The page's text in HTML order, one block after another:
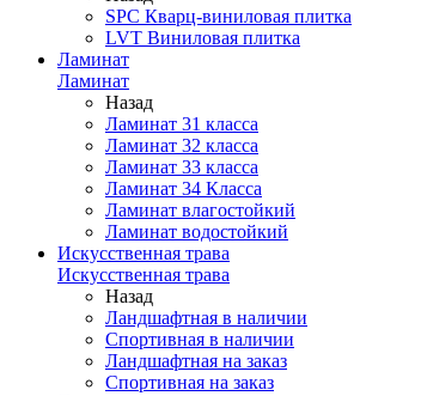
SPC Кварц-виниловая плитка
LVT Виниловая плитка
Ламинат
Ламинат
Назад
Ламинат 31 класса
Ламинат 32 класса
Ламинат 33 класса
Ламинат 34 Класса
Ламинат влагостойкий
Ламинат водостойкий
Искусственная трава
Искусственная трава
Назад
Ландшафтная в наличии
Спортивная в наличии
Ландшафтная на заказ
Спортивная на заказ